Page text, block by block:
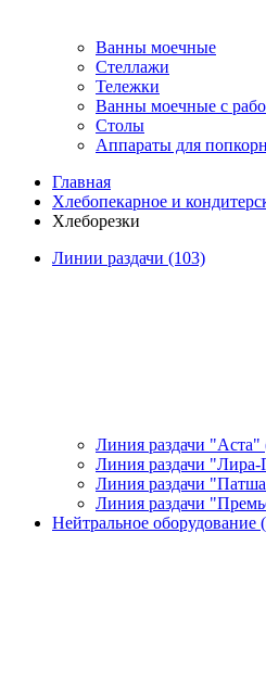
Ванны моечные
Стеллажи
Тележки
Ванны моечные с
Столы
Аппараты для
Главная
Хлебопекарное и
Хлеборезки
Линии раздачи (103)
Линия раздачи "Аста"
Линия раздачи
Линия раздачи
Линия раздачи
Нейтральное оборудование